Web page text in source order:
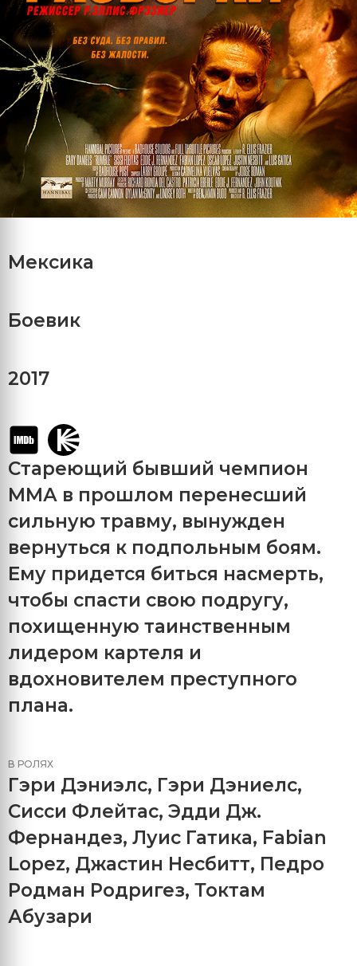
Мексика
Боевик
2017
Стареющий бывший чемпион
ММА в прошлом перенесший
сильную травму, вынужден
вернуться к подпольным боям.
Ему придется биться насмерть,
чтобы спасти свою подругу,
похищенную таинственным
лидером картеля и
вдохновителем преступного
плана.
В РОЛЯХ
Гэри Дэниэлс, Гэри Дэниелс,
Сисси Флейтас, Эдди Дж.
Фернандез, Луис Гатика, Fabian
Lopez, Джастин Несбитт, Педро
Родман Родригез, Токтам
Абузари